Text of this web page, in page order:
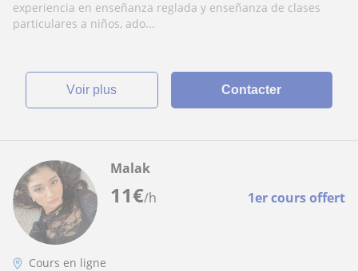
experiencia en enseñanza reglada y enseñanza de clases
particulares a niños, ado...
voir plus Contacter
11€/h 1er cours offert
Malak
Cours en ligne